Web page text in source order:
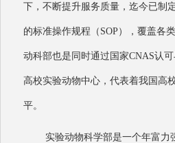
下，不断提升服务质量，迄今已制
的标准操作规程（SOP），覆盖各
动科部也是同时通过国家CNAS认
⾼校实验动物中⼼，代表着我国⾼
平。
实验动物科学部是一个年富力